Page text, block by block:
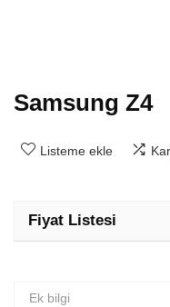
Samsung Z4
Listeme ekle
Fiyat Listesi
Ek bilgi